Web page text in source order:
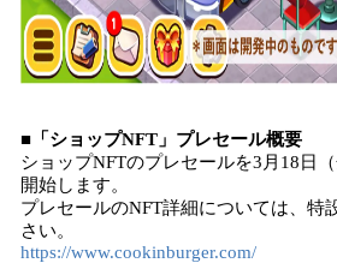
■「ショップNFT」プレセール概要
ショップNFTのプレセールを3月18日
開始します。
プレセールのNFT詳細については、特
さい。
https://www.cookinburger.com/